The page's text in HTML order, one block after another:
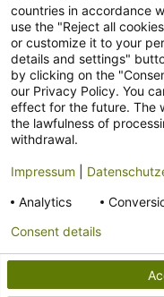
Ja, ich möchte gemäß der
abonnieren.
Kundensupport
Zahlungsarten
* Alle Preise verstehen sich
countries in accordance
use the "Reject all
or customize it to your
details and settings"
by clicking on the
our Privacy Policy. You
effect for the future. The
the lawfulness of
withdrawal.
Impressum
Analytics
Consent details